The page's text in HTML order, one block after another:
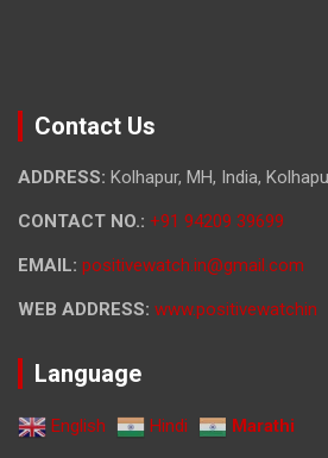
Contact Us
ADDRESS: Kolhapur, MH, India,
CONTACT NO.: +91 94209 39699
EMAIL: positivewatch.in@gmail.com
WEB ADDRESS: www.positivewatchin
Language
English Hindi Marathi